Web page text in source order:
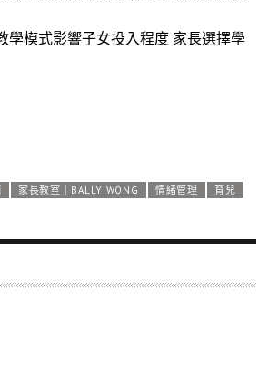
學模式影響子女投入程度 家長選擇學
家長教室｜BALLY WONG 情緒管理
育兒